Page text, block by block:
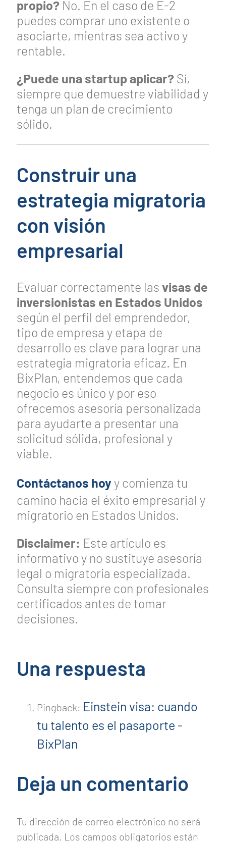
propio? No. En el caso de E-2
puedes comprar uno existente o
asociarte, mientras sea activo y
rentable.
¿Puede una startup aplicar? Sí,
siempre que demuestre viabilidad y
tenga un plan de crecimiento
sólido.
Construir una
estrategia migratoria
con visión
empresarial
Evaluar correctamente las visas de
inversionistas en Estados Unidos
según el perfil del emprendedor,
tipo de empresa y etapa de
desarrollo es clave para lograr una
estrategia migratoria eficaz. En
BixPlan, entendemos que cada
negocio es único y por eso
ofrecemos asesoría personalizada
para ayudarte a presentar una
solicitud sólida, profesional y
viable.
Contáctanos hoy y comienza tu
camino hacia el éxito empresarial y
migratorio en Estados Unidos.
Disclaimer: Este artículo es
informativo y no sustituye asesoría
legal o migratoria especializada.
Consulta siempre con profesionales
certificados antes de tomar
decisiones.
Una respuesta
Pingback: Einstein visa: cuando
tu talento es el pasaporte -
BixPlan
Deja un comentario
Tu dirección de correo electrónico no será
publicada. Los campos obligatorios están